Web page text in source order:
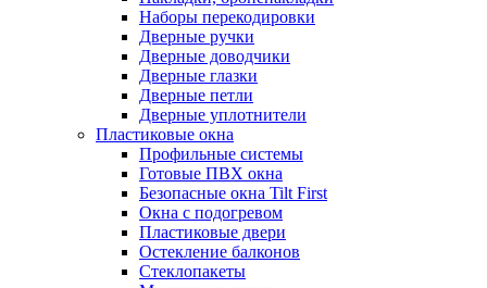
Наборы перекодировки
Дверные ручки
Дверные доводчики
Дверные глазки
Дверные петли
Дверные уплотнители
Пластиковые окна
Профильные системы
Готовые ПВХ окна
Безопасные окна Tilt First
Окна с подогревом
Пластиковые двери
Остекление балконов
Стеклопакеты